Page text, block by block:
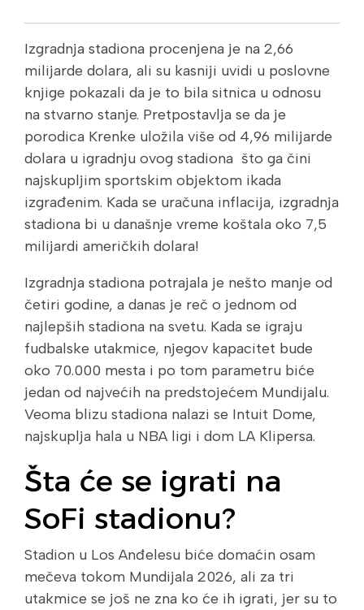
Izgradnja stadiona procenjena je na 2,66
milijarde dolara, ali su kasniji uvidi u poslovne
knjige pokazali da je to bila sitnica u odnosu
na stvarno stanje. Pretpostavlja se da je
porodica Krenke uložila više od 4,96 milijarde
dolara u igradnju ovog stadiona što ga čini
najskupljim sportskim objektom ikada
izgrađenim. Kada se uračuna inflacija, izgradnja
stadiona bi u današnje vreme koštala oko 7,5
milijardi američkih dolara!
Izgradnja stadiona potrajala je nešto manje od
četiri godine, a danas je reč o jednom od
najlepših stadiona na svetu. Kada se igraju
fudbalske utakmice, njegov kapacitet bude
oko 70.000 mesta i po tom parametru biće
jedan od najvećih na predstojećem Mundijalu.
Veoma blizu stadiona nalazi se Intuit Dome,
najskuplja hala u NBA ligi i dom LA Klipersa.
Šta će se igrati na
SoFi stadionu?
Stadion u Los Anđelesu biće domaćin osam
mečeva tokom Mundijala 2026, ali za tri
utakmice se još ne zna ko će ih igrati, jer su to